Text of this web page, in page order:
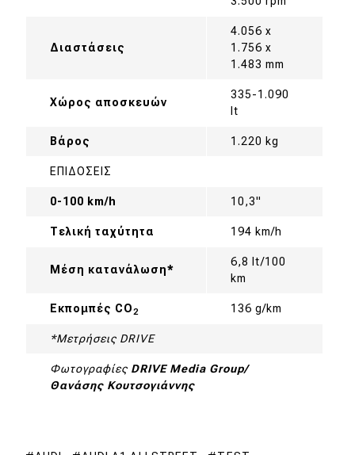
Διαστάσεις
4.056 x
1.756 x
1.483 mm
Χώρος αποσκευών
335-1.090
lt
Βάρος 1.220 kg
ΕΠΙΔΟΣΕΙΣ
0-100 km/h 10,3"
Τελική ταχύτητα 194 km/h
Μέση κατανάλωση*
6,8 lt/100
km
Εκπομπές CO2 136 g/km
*Μετρήσεις DRIVE
Φωτογραφίες DRIVE Media Group/
Θανάσης Κουτσογιάννης